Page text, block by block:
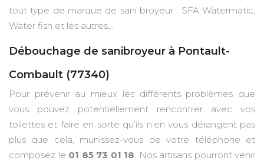
tout type de marque de sani broyeur : SFA Watermatic,
Water fish et les autres...
Débouchage de sanibroyeur à Pontault-
Combault (77340)
Pour prévenir au mieux les différents problèmes que
vous pouvez potentiellement rencontrer avec vos
toilettes et faire en sorte qu’ils n’en vous dérangent pas
plus que cela, munissez-vous de votre téléphone et
composez le 01 85 73 01 18. Nos artisans pourront venir